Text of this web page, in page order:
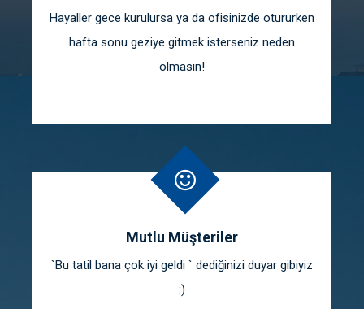
Hayaller gece kurulursa ya da ofisinizde otururken
hafta sonu geziye gitmek isterseniz neden
olmasın!
Mutlu Müşteriler
`Bu tatil bana çok iyi geldi ` dediğinizi duyar gibiyiz
:)